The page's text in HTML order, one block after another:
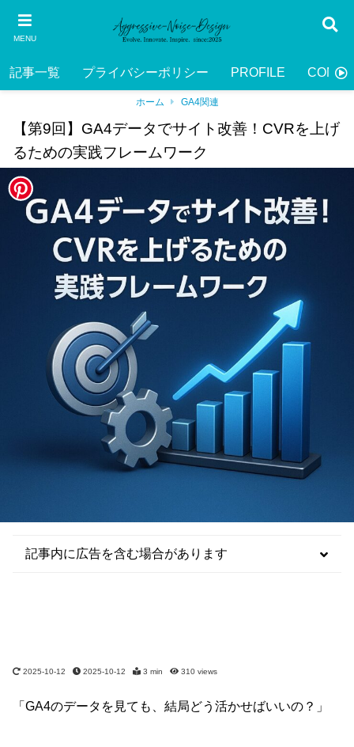
MENU
記事一覧 プライバシーポリシー PROFILE
ホーム GA4関連
【第9回】GA4データでサイト改善！CVRを上げ
るための実践フレームワーク
2025-10-12 2025-10-12 3 min 310views
記事内に広告を含む場合があります
「GA4のデータを見ても、結局どう活かせばいいの？」